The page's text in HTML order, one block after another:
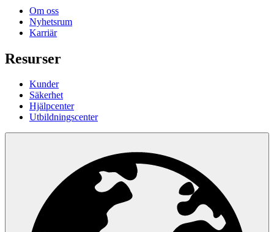
Om oss
Nyhetsrum
Karriär
Resurser
Kunder
Säkerhet
Hjälpcenter
Utbildningscenter